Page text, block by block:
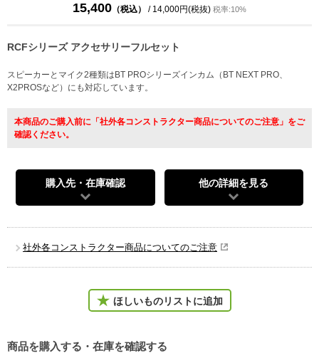
15,400 （税込） / 14,000円(税抜) 税率:10%
RCFシリーズ アクセサリーフルセット
スピーカーとマイク2種類はBT PROシリーズインカム（BT NEXT PRO、
X2PROSなど）にも対応しています。
本商品のご購入前に「社外各コンストラクター商品についてのご注意」をご
確認ください。
購入先・在庫確認 他の詳細を見る
社外各コンストラクター商品についてのご注意
ほしいものリストに追加
商品を購入する・在庫を確認する